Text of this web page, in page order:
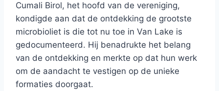
Cumali Birol, het hoofd van de vereniging,
kondigde aan dat de ontdekking de grootste
microbioliet is die tot nu toe in Van Lake is
gedocumenteerd. Hij benadrukte het belang
van de ontdekking en merkte op dat hun werk
om de aandacht te vestigen op de unieke
formaties doorgaat.